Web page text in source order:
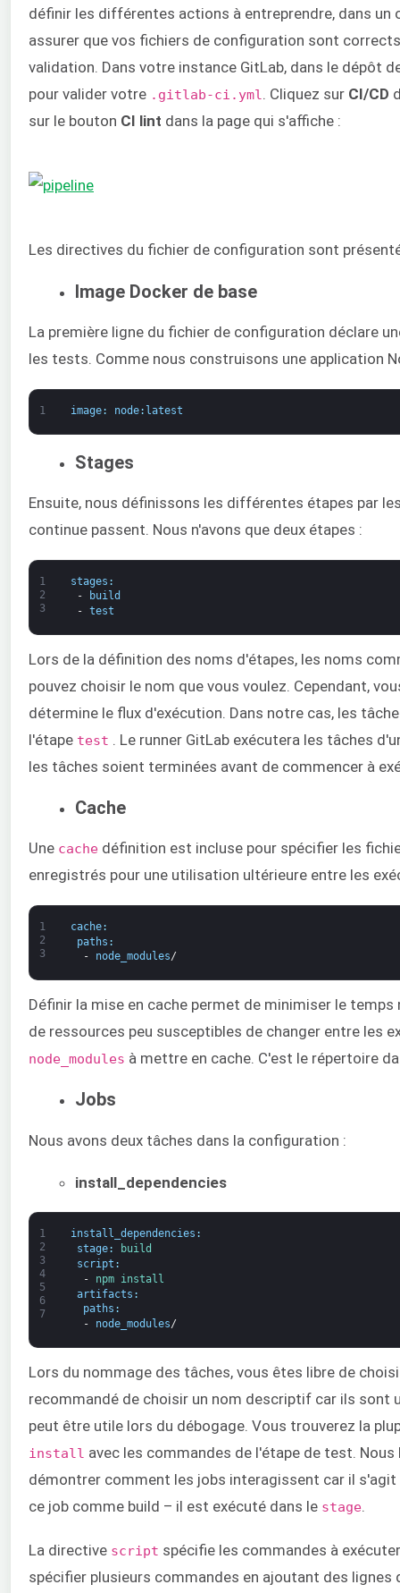
définir les différentes actions à entreprendre, dans
assurer que vos fichiers de configuration sont
validation. Dans votre instance GitLab, dans le dépôt
pour valider votre .gitlab-ci.yml . Cliquez sur CI/CD
sur le bouton CI lint dans la page qui s'affiche :
Les directives du fichier de configuration sont
Image Docker de base
La première ligne du fichier de configuration déclare
les tests. Comme nous construisons une application
1 image: node: latest
Stages
Ensuite, nous définissons les différentes étapes par
continue passent. Nous n'avons que deux étapes :
1
2
3
stages :
-
build
- test
Lors de la définition des noms d'étapes, les noms
pouvez choisir le nom que vous voulez. Cependant,
détermine le flux d'exécution. Dans notre cas, les
l'étape test
. Le runner GitLab exécutera les tâches
les tâches soient terminées avant de commencer à
Cache
Une cache définition est incluse pour spécifier les
enregistrés pour une utilisation ultérieure entre les
1
2
3
cache:
paths :
-
node_modules/
Définir la mise en cache permet de minimiser le
de ressources peu susceptibles de changer entre les
node_modules à mettre en cache. C'est le répertoire
Jobs
Nous avons deux tâches dans la configuration :
install_dependencies
1
2
3
4
5
6
7
install_dependencies :
stage:
build
script :
-
npm install
artifacts :
paths :
-
node_modules/
Lors du nommage des tâches, vous êtes libre de
recommandé de choisir un nom descriptif car ils
peut être utile lors du débogage. Vous trouverez la
install avec les commandes de l'étape de test.
démontrer comment les jobs interagissent car il
ce job comme build – il est exécuté dans le stage.
La directive script spécifie les commandes à
spécifier plusieurs commandes en ajoutant des lignes